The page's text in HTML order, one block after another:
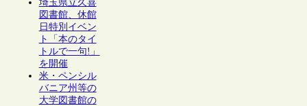
埼玉県立久喜
図書館、休館
日特別イベン
ト「本のタイ
トルで一句!」
を開催
米・ペンシル
バニア州等の
大学図書館の